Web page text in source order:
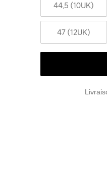
44,5 (10UK)
47 (12UK)